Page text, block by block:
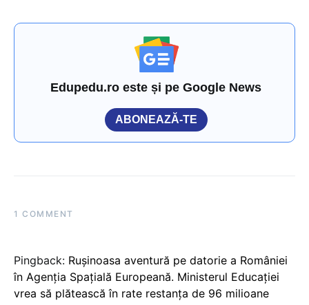
Edupedu.ro este și pe Google News
ABONEAZĂ-TE
1 COMMENT
Pingback: Rușinoasa aventură pe datorie a României
în Agenția Spațială Europeană. Ministerul Educației
vrea să plătească în rate restanța de 96 milioane